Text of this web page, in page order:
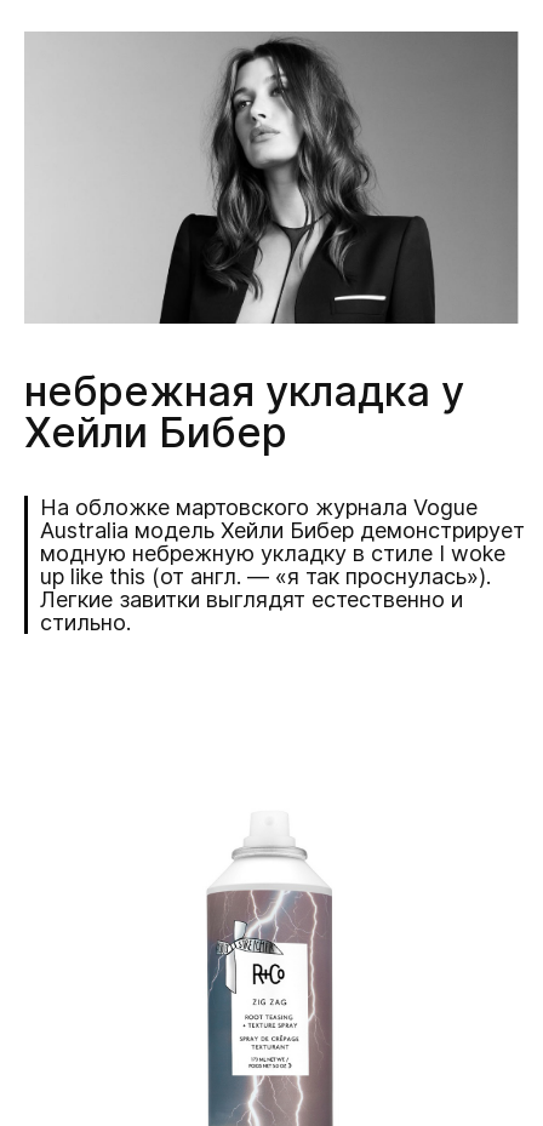
небрежная укладка у
Хейли Бибер
На обложке мартовского журнала Vogue
Australia модель Хейли Бибер демонстрирует
модную небрежную укладку в стиле I woke
up like this (от англ. — «я так проснулась»).
Легкие завитки выглядят естественно и
стильно.